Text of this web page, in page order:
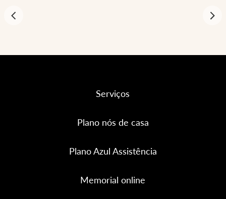
Serviços
Plano nós de casa
Plano Azul Assistência
Memorial online